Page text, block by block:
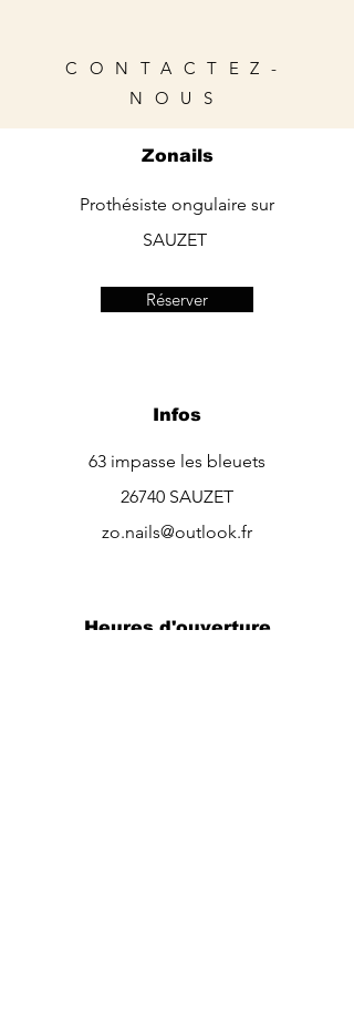
CONTACTEZ-
NOUS
Zonails
Prothésiste ongulaire sur
SAUZET
Réserver
Infos
63 impasse les bleuets
26740 SAUZET
zo.nails@outlook.fr
Heures d'ouverture